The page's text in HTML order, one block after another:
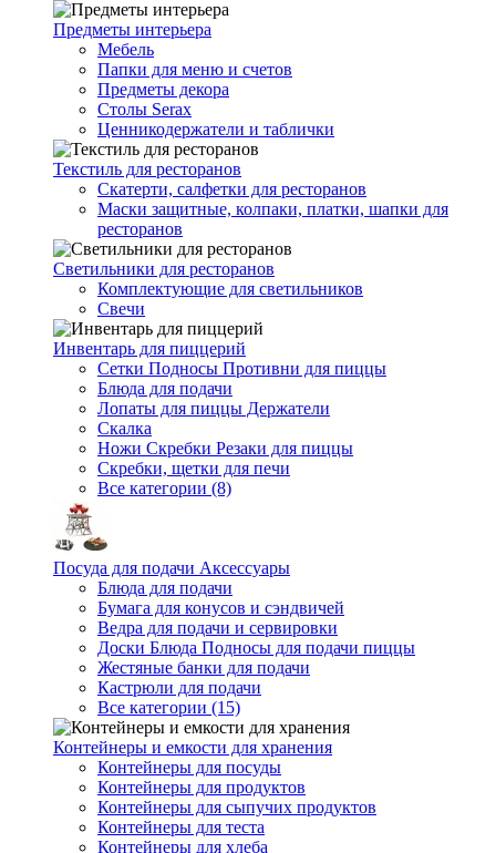
Предметы интерьера
Мебель
Папки для меню и счетов
Предметы декора
Столы Serax
Ценникодержатели и таблички
Текстиль для ресторанов
Скатерти, салфетки для ресторанов
Маски защитные, колпаки, платки, шапки для
ресторанов
Светильники для ресторанов
Комплектующие для светильников
Свечи
Инвентарь для пиццерий
Сетки Подносы Противни для пиццы
Блюда для подачи
Лопаты для пиццы Держатели
Скалка
Ножи Скребки Резаки для пиццы
Скребки, щетки для печи
Все категории (8)
Посуда для подачи Аксессуары
Блюда для подачи
Бумага для конусов и сэндвичей
Ведра для подачи и сервировки
Доски Блюда Подносы для подачи пиццы
Жестяные банки для подачи
Кастрюли для подачи
Все категории (15)
Контейнеры и емкости для хранения
Контейнеры для посуды
Контейнеры для продуктов
Контейнеры для сыпучих продуктов
Контейнеры для теста
Контейнеры для хлеба